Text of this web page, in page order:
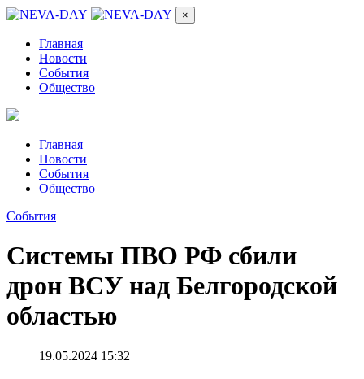
×
Главная
Новости
События
Общество
Главная
Новости
События
Общество
События
Системы ПВО РФ сбили
дрон ВСУ над Белгородской
областью
19.05.2024 15:32